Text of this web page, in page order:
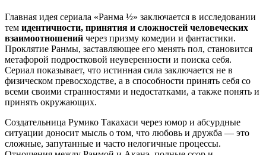
Главная идея сериала «Ранма ½» заключается в исследовании
тем идентичности, принятия и сложностей человеческих
взаимоотношений через призму комедии и фантастики.
Проклятие Ранмы, заставляющее его менять пол, становится
метафорой подростковой неуверенности и поиска себя.
Сериал показывает, что истинная сила заключается не в
физическом превосходстве, а в способности принять себя со
всеми своими странностями и недостатками, а также понять и
принять окружающих.
Создательница Румико Такахаси через юмор и абсурдные
ситуации доносит мысль о том, что любовь и дружба — это
сложные, запутанные и часто нелогичные процессы.